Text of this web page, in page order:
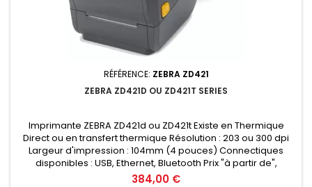
RÉFÉRENCE: ZEBRA ZD421
ZEBRA ZD421D OU ZD421T SERIES
Imprimante ZEBRA ZD421d ou ZD421t Existe en Thermique
Direct ou en transfert thermique Résolution : 203 ou 300 dpi
Largeur d'impression : 104mm (4 pouces) Connectiques
disponibles : USB, Ethernet, Bluetooth Prix "à partir de",
demandez votre devis personnalisé
Prix
384,00 €